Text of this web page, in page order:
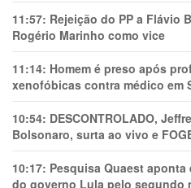
11:57: Rejeição do PP a Flávio
Rogério Marinho como vice
11:14: Homem é preso após
xenofóbicas contra médico em
10:54: DESCONTROLADO,
Bolsonaro, surta ao vivo e
10:17: Pesquisa Quaest
do governo Lula pelo segundo